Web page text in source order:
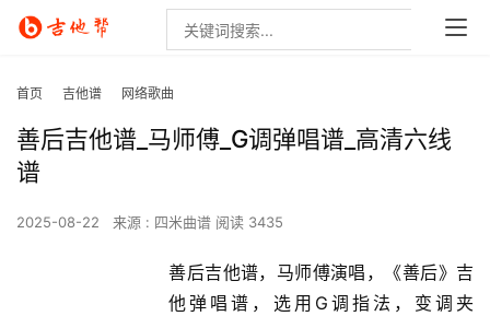
首页 吉他谱 网络歌曲
善后吉他谱_马师傅_G调弹唱谱_高清六线
谱
2025-08-22 来源 : 四米曲谱 阅读 3435
善后吉他谱，马师傅演唱，《善后》吉
他弹唱谱，选用G调指法，变调夹